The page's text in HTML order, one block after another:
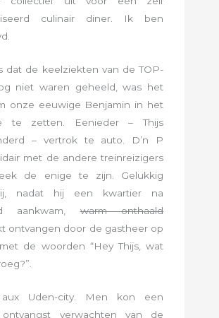
culinair diner. Ik ben
dat de keelziekten van de TOP-
niet waren geheeld, was het
onze eeuwige Benjamin in het
te zetten. Eenieder – Thijs
– vertrok te auto. D’n P
met de andere treinreizigers
de enige te zijn. Gelukkig
nadat hij een kwartier na
aankwam,warm onthaald
ontvangen door de gastheer op
de woorden “Hey Thijs, wat
aux Uden-city. Men kon een
ontvangst verwachten van de